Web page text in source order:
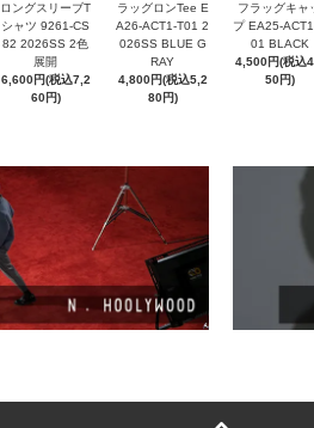
ロングスリーブT
シャツ 9261-CS
82 2026SS 2色
展開
6,600円(税込7,2
60円)
ラッグロンTee E
A26-ACT1-T01 2
026SS BLUE G
RAY
4,800円(税込5,2
80円)
フラッグキャ
プ EA25-
01 BLACK
4,500円(税込
50円)